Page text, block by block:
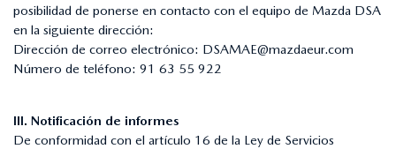
posibilidad de ponerse en contacto con el equipo de Mazda DSA
en la siguiente dirección:
Dirección de correo electrónico: DSAMAE@mazdaeur.com
Número de teléfono: 91 63 55 922
III. Notificación de informes
De conformidad con el artículo 16 de la Ley de Servicios